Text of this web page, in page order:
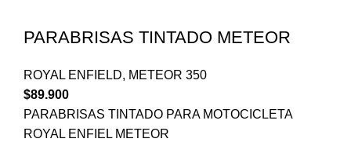
PARABRISAS TINTADO METEOR
ROYAL ENFIELD, METEOR 350
$89.900
PARABRISAS TINTADO PARA MOTOCICLETA
ROYAL ENFIEL METEOR